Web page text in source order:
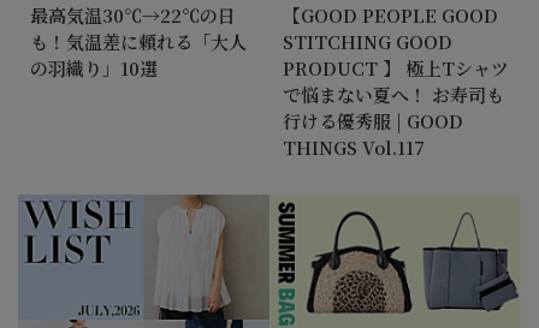
最高気温30℃→22℃の日
も！気温差に頼れる「大人
の羽織り」10選
【GOOD PEOPLE GOOD
STITCHING GOOD
PRODUCT 】 極上Tシャツ
で悩まない夏へ！ お寿司も
行ける優秀服 | GOOD
THINGS Vol.117